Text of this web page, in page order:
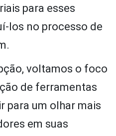
para esses
los no processo de
voltamos o foco
de ferramentas
para um olhar mais
em suas